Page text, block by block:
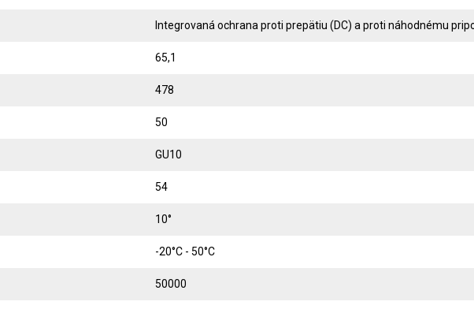
Integrovaná ochrana proti prepätiu (DC) a proti náhodnému
65,1
478
50
GU10
54
10°
-20°C - 50°C
50000